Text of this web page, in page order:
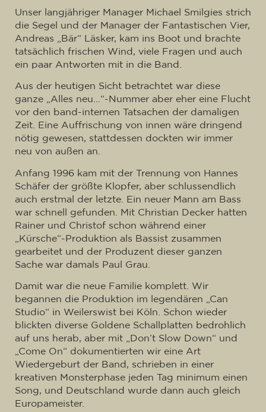
Unser langjähriger Manager Michael Smilgies strich
die Segel und der Manager der Fantastischen Vier,
Andreas „Bär“ Läsker, kam ins Boot und brachte
tatsächlich frischen Wind, viele Fragen und auch
ein paar Antworten mit in die Band.
Aus der heutigen Sicht betrachtet war diese
ganze „Alles neu…“-Nummer aber eher eine Flucht
vor den band-internen Tatsachen der damaligen
Zeit. Eine Auffrischung von innen wäre dringend
nötig gewesen, stattdessen dockten wir immer
neu von außen an.
Anfang 1996 kam mit der Trennung von Hannes
Schäfer der größte Klopfer, aber schlussendlich
auch erstmal der letzte. Ein neuer Mann am Bass
war schnell gefunden. Mit Christian Decker hatten
Rainer und Christof schon während einer
„Kürsche“-Produktion als Bassist zusammen
gearbeitet und der Produzent dieser ganzen
Sache war damals Paul Grau.
Damit war die neue Familie komplett. Wir
begannen die Produktion im legendären „Can
Studio“ in Weilerswist bei Köln. Schon wieder
blickten diverse Goldene Schallplatten bedrohlich
auf uns herab, aber mit „Don’t Slow Down“ und
„Come On“ dokumentierten wir eine Art
Wiedergeburt der Band, schrieben in einer
kreativen Monsterphase jeden Tag minimum einen
Song, und Deutschland wurde dann auch gleich
Europameister.